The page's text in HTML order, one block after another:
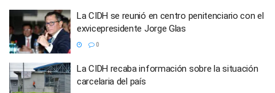
La CIDH se reunió en centro penitenciario con el
exvicepresidente Jorge Glas
0
La CIDH recaba información sobre la situación
carcelaria del país